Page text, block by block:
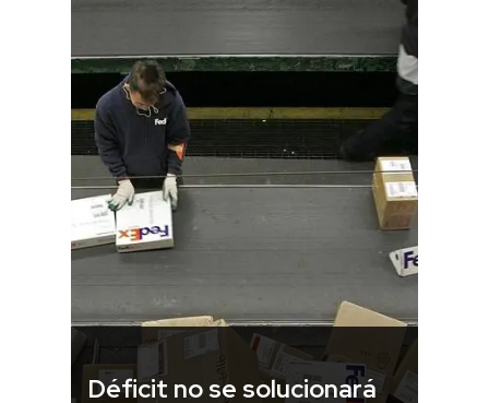
Déficit no se solucionará